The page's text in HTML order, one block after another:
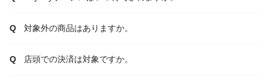
対象外の商品はありますか。
店頭での決済は対象ですか。